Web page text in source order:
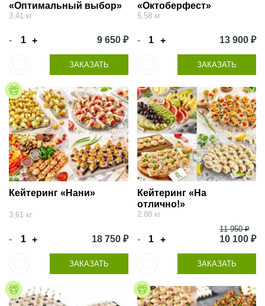
«Оптимальный выбор»
3,41 кг
- + 9 650 ₽
ЗАКАЗАТЬ
«Октоберфест»
5,58 кг
- + 13 900 ₽
ЗАКАЗАТЬ
Кейтеринг «Нани»
3,61 кг
- + 18 750 ₽
ЗАКАЗАТЬ
Кейтеринг «На
отлично!»
2,88 кг
- +
11 950 ₽
10 100 ₽
ЗАКАЗАТЬ